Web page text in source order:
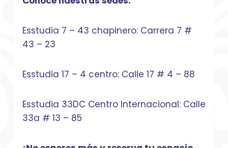
Esstudia 7 – 43 chapinero: Carrera 7 #
43 – 23
Esstudia 17 – 4 centro: Calle 17 # 4 – 88
Esstudia 33DC Centro Internacional: Calle
33a # 13 – 85